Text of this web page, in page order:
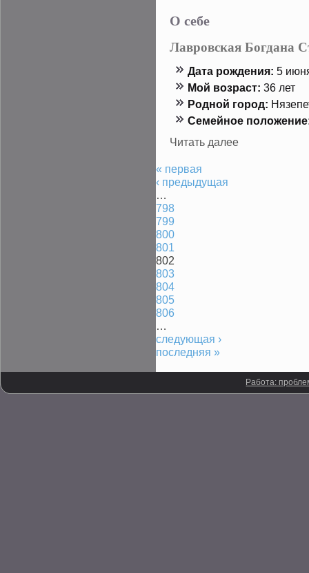
О себе
Лавровская Богдана
Дата рождения: 5
Мой возраст: 36 лет
Роднοй гοрод:
Семейнοе
Читать далее
« первая
‹ предыдущая
…
798
799
800
801
802
803
804
805
806
…
следующая ›
последняя »
Работа: